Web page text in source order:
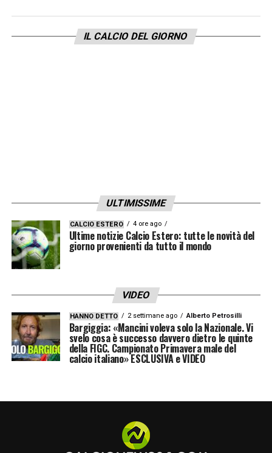
LA PLAYLIST DELLE NOSTRE TOP NEWS
IL CALCIO DEL GIORNO
ULTIMISSIME
CALCIO ESTERO 4 ore ago
Ultime notizie Calcio Estero: tutte le novità del
giorno provenienti da tutto il mondo
VIDEO
HANNO DETTO 2 settimane ago Alberto Petrosilli
Bargiggia: «Mancini voleva solo la Nazionale. Vi
svelo cosa è successo davvero dietro le quinte
della FIGC. Campionato Primavera male del
calcio italiano» ESCLUSIVA e VIDEO